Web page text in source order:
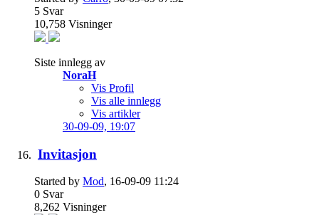
5 Svar
10,758 Visninger
Siste innlegg av
NoraH
Vis Profil
Vis alle innlegg
Vis artikler
30-09-09, 19:07
Invitasjon
Started by Mod, 16-09-09 11:24
0 Svar
8,262 Visninger